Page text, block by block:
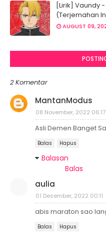
[Lirik] Vaundy
(Terjemahan
AUGUST 09,
2 Komentar
MantanModus
08 November, 2022 06:17
Asli Demen Banget
Balas Hapus
Balasan
Balas
aulia
01 Desember, 2022 00:11
abis maraton sao
Balas Hapus